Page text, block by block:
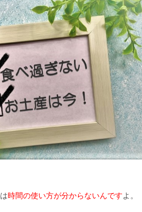
は時間の使い方が分からないんですよ。